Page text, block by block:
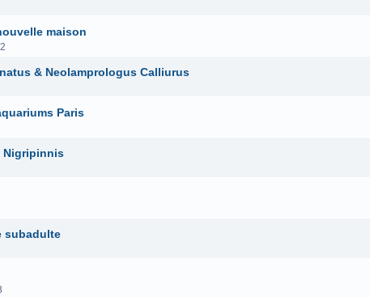
maison
& Neolamprologus Calliurus
Paris
Nigripinnis
subadulte